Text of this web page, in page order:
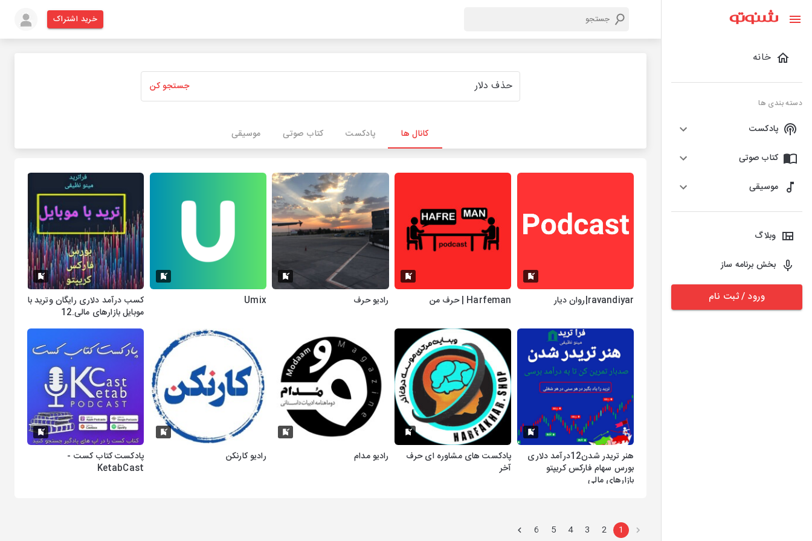
خانه
دسته بندی ها
پادکست
کتاب صوتی
موسیقی
وبلاگ
بخش برنامه ساز
ورود / ثبت نام
خرید اشتراک
جستجو کن
کانال ها پادکست کتاب صوتی موسیقی
ravandiyar|روان دیار Harfeman | حرف من رادیو حرف Umix
کسب درآمد دلاری رایگان وترید با
موبایل بازارهای مالی.12
هنر تریدر شدن12درآمد دلاری
بورس سهام فارکس کریپتو
بازارهای مالی
پادکست های مشاوره ای حرف
آخر
رادیو مدام رادیو کارنکن
پادکست کتاب کست -
KetabCast
1
2
3
4
5
6